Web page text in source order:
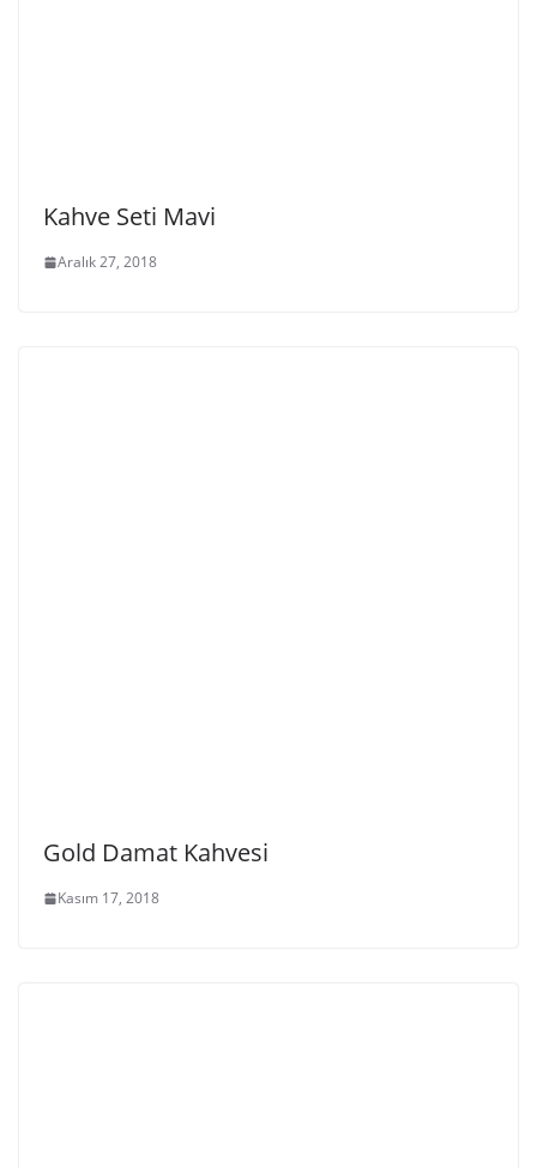
Kahve Seti Mavi
Aralık 27, 2018
Gold Damat Kahvesi
Kasım 17, 2018